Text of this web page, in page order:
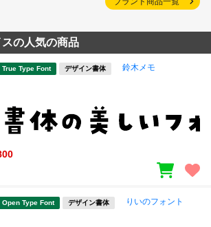
の人気の商品
True Type Font デザイン書体 鈴木メモ
Open Type Font デザイン書体 りいのフォント